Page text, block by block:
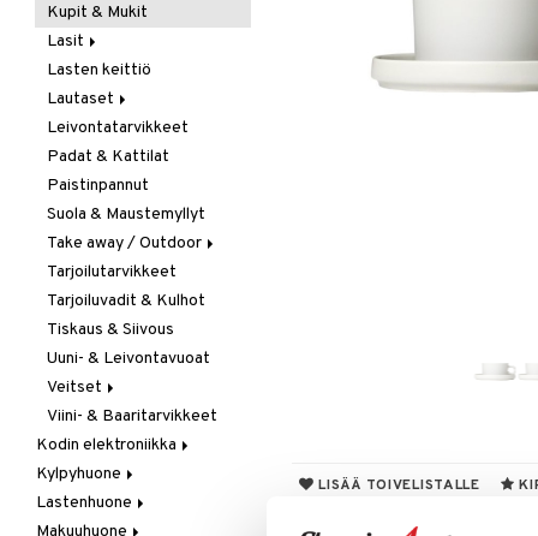
LISÄÄ TOIVELISTALLE
Kahvi, Tee & Espresso
Leivänpaahtimet
Mixerit &
Sähkövatkaimet
Muut koneet
Vedenkeittimet
Kupit & Mukit
Lasit
Juoma- & Cocktailasit
Juomalasit
Olutlasit
Shamppanjalasit
Snapsi- & Aveclasit
Viinilasit
Whiskey- & Konjakkilasit
Lasten keittiö
Lautaset
Asetit
Ruokalautaset
Syvät lautaset
Leivontatarvikkeet
Padat & Kattilat
Paistinpannut
Suola & Maustemyllyt
Take away / Outdoor
Eväslaatikot
Pullot
Termoskannut
Termosmukit
Tarjoilutarvikkeet
Tarjoiluvadit & Kulhot
Tiskaus & Siivous
Uuni- & Leivontavuoat
Veitset
Erityisveitset
Keittiöveitset
Kuorinta- &
Vihannesveitset
Leikkuulaudat
Viini- & Baaritarvikkeet
Kodin elektroniikka
Ääni
Kylpyhuone
Kylpyhuoneen sisustus
Kylpyhuoneen tarvikkeita
Lastenhuone
Kylpyhuoneen koristelu
Makuuhuone